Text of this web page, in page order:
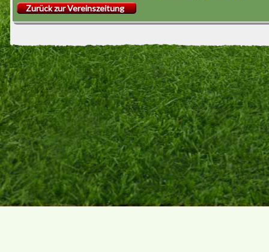
Zurück zur Vereinszeitung